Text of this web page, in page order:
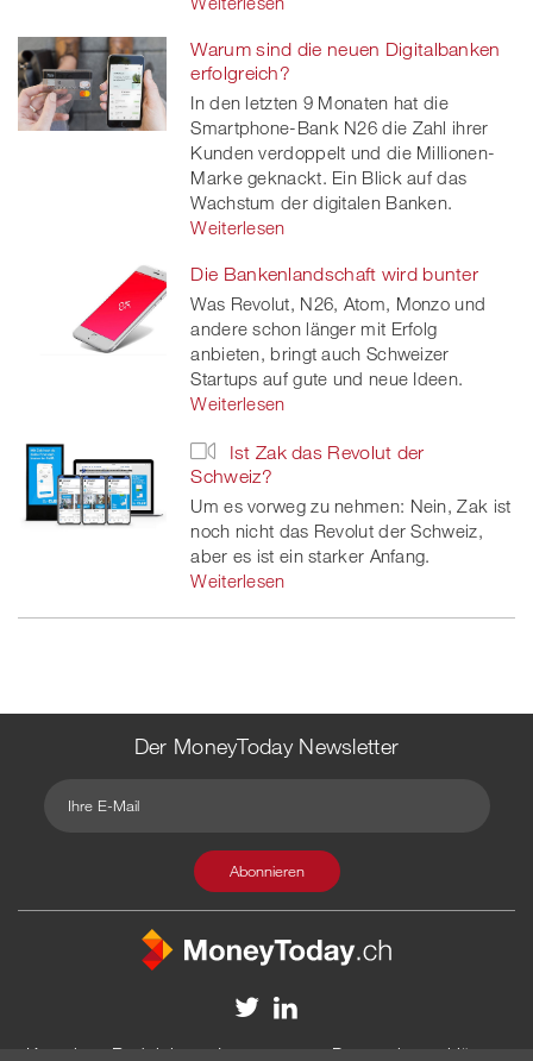
Warum sind die neuen Digitalbanken
erfolgreich?
In den letzten 9 Monaten hat die
Smartphone-Bank N26 die Zahl ihrer
Kunden verdoppelt und die Millionen-
Marke geknackt. Ein Blick auf das
Wachstum der digitalen Banken.
Weiterlesen
Die Bankenlandschaft wird bunter
Was Revolut, N26, Atom, Monzo und
andere schon länger mit Erfolg
anbieten, bringt auch Schweizer
Startups auf gute und neue Ideen.
Weiterlesen
Ist Zak das Revolut der
Schweiz?
Um es vorweg zu nehmen: Nein, Zak ist
noch nicht das Revolut der Schweiz,
aber es ist ein starker Anfang.
Weiterlesen
Der MoneyToday Newsletter
Kontakt Redaktion Impressum Datenschutzerklärung